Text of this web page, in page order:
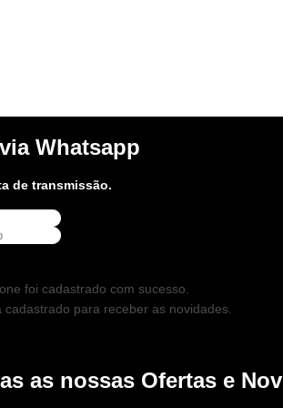
Whatsapp
de transmissão.
foi cadastrado com sucesso.
cadastrado para receber as novidades.
as nossas Ofertas e